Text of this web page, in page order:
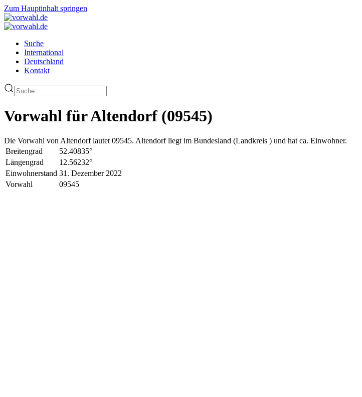
Zum Hauptinhalt springen
Suche
International
Deutschland
Kontakt
Vorwahl für Altendorf (09545)
Die Vorwahl von Altendorf lautet 09545. Altendorf liegt im Bundesland (Landkreis ) und hat ca. Einwohner.
Breitengrad
52.40835°
Längengrad
12.56232°
Einwohnerstand 31. Dezember 2022
Vorwahl
09545